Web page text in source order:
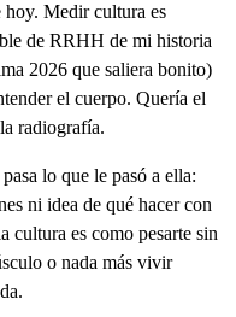
hoy. Medir cultura es
de RRHH de mi historia
2026 que saliera bonito)
el cuerpo. Quería el
radiografía.
lo que le pasó a ella:
ni idea de qué hacer con
cultura es como pesarte sin
o nada más vivir